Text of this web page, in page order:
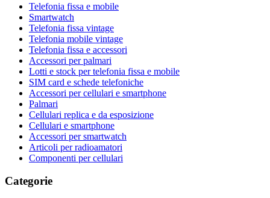
Telefonia fissa e mobile
Smartwatch
Telefonia fissa vintage
Telefonia mobile vintage
Telefonia fissa e accessori
Accessori per palmari
Lotti e stock per telefonia fissa e mobile
SIM card e schede telefoniche
Accessori per cellulari e smartphone
Palmari
Cellulari replica e da esposizione
Cellulari e smartphone
Accessori per smartwatch
Articoli per radioamatori
Componenti per cellulari
Categorie